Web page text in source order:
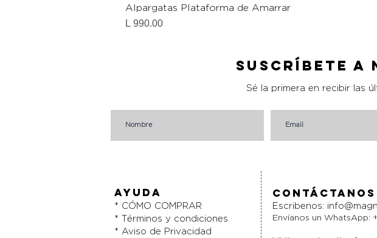
Alpargatas Plataforma de Amarrar
Precio
L 990.00
Suscríbete
Sé la primera en recibir las
AYUDA
* CÓMO COMPRAR
* Términos y condiciones
* Aviso de Privacidad
Contáctanos
Escribenos:
Envíanos un WhatsApp: